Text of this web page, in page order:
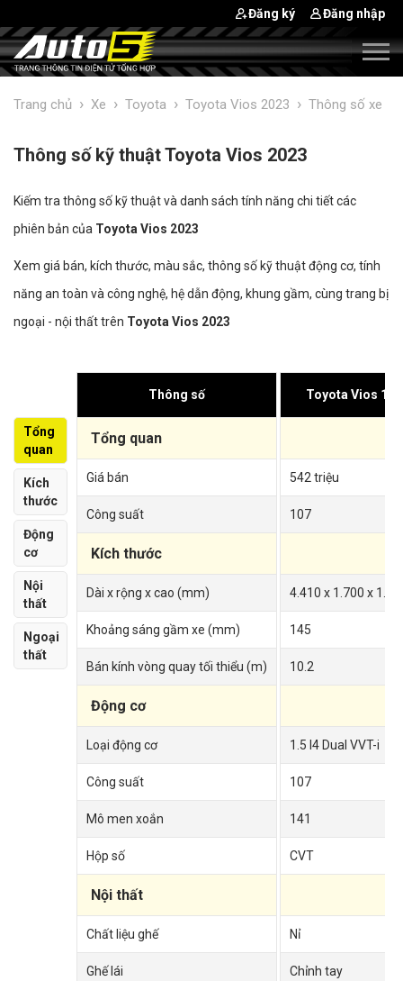
Đăng ký Đăng nhập
Trang chủ › Xe › Toyota › Toyota Vios 2023 › Thông số xe
Thông số kỹ thuật Toyota Vios 2023
Kiếm tra thông số kỹ thuật và danh sách tính năng chi tiết các
phiên bản của Toyota Vios 2023
Xem giá bán, kích thước, màu sắc, thông số kỹ thuật động cơ, tính
năng an toàn và công nghệ, hệ dẫn động, khung gầm, cùng trang bị
ngoại - nội thất trên Toyota Vios 2023
Tổng
quan
Kích
thước
Động
cơ
Nội
thất
Ngoại
thất
Thông số
Tổng quan
Giá bán
Công suất
Kích thước
Dài x rộng x cao (mm)
Khoảng sáng gầm xe (mm)
Bán kính vòng quay tối thiểu (m)
Động cơ
Loại động cơ
Công suất
Mô men xoắn
Hộp số
Nội thất
Chất liệu ghế
Ghế lái
Toyota Vios
542 triệu
107
4.410 x 1.700 x
145
10.2
1.5 I4 Dual VVT-i
107
141
CVT
Nỉ
Chỉnh tay